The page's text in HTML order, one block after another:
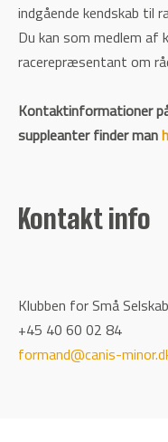
indgående kendskab til
Du kan som medlem af
racerepræsentant om
Kontaktinformationer
suppleanter finder man
Kontakt info
Klubben for Små
+45 40 60 02 84
formand@canis-